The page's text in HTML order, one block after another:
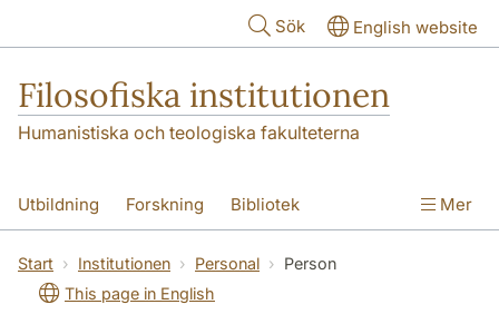
Sök English website
Filosofiska institutionen
Humanistiska och teologiska fakulteterna
Utbildning Forskning Bibliotek
Personal Kontakt Institutionen
Mer
Start Institutionen Personal
Person
This page in English